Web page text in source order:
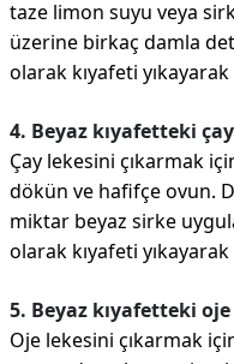
taze limon suyu veya
üzerine birkaç damla
olarak kıyafeti
4. Beyaz kıyafetteki
Çay lekesini çıkarmak
dökün ve hafifçe ovun.
miktar beyaz sirke
olarak kıyafeti
5. Beyaz kıyafetteki oje
Oje lekesini çıkarmak